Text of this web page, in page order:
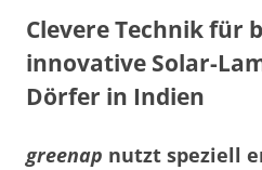
Clevere Technik für
innovative Solar-
Dörfer in Indien
greenap nutzt speziell